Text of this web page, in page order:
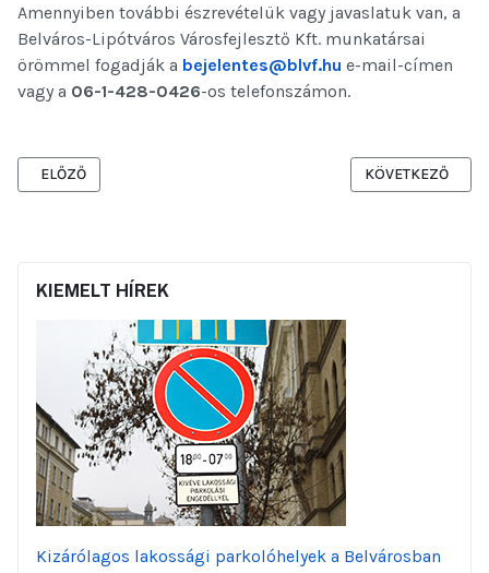
Amennyiben további észrevételük vagy javaslatuk van, a
Belváros-Lipótváros Városfejlesztő Kft. munkatársai
örömmel fogadják a bejelentes@blvf.hu e-mail-címen
vagy a 06-1-428-0426-os telefonszámon.
ELŐZŐ CIKK: TÁJÉKOZTATÁS AZ EGYETEM TÉR MEGÚJÍTÁSI
ELŐZŐ KÖVETKEZŐ
KÖVETKEZŐ
KIEMELT HÍREK
Kizárólagos lakossági parkolóhelyek a Belvárosban